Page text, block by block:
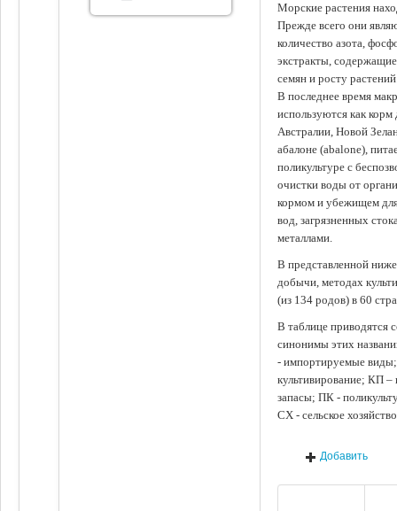
Морские растения
Прежде всего они
количество азота,
экстракты,
семян и росту
В последнее время
используются как
Австралии, Новой
абалоне (abalone),
поликультуре с
очистки воды от
кормом и убежищем
вод, загрязненных
металлами.
В представленной
добычи, методах
(из 134 родов) в 60
В таблице приводятся
синонимы этих
- импортируемые
культивирование; КП
запасы; ПК -
СХ - сельское
Добавить